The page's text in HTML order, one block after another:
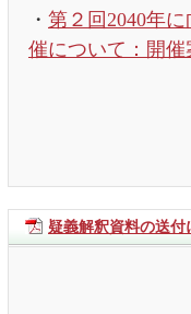
・ 第２回2040年
催について：開催
疑義解釈資料の送